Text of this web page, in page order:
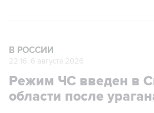
В РОССИИ
22:16, 6 августа 2026
Режим ЧС введен в
области после